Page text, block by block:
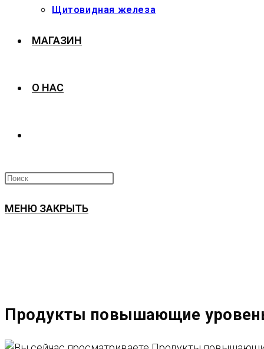
Щитовидная железа
МАГАЗИН
О НАС
ПОИСК
САЙТУ
МЕНЮ ЗАКРЫТЬ
Продукты повышающие уровень